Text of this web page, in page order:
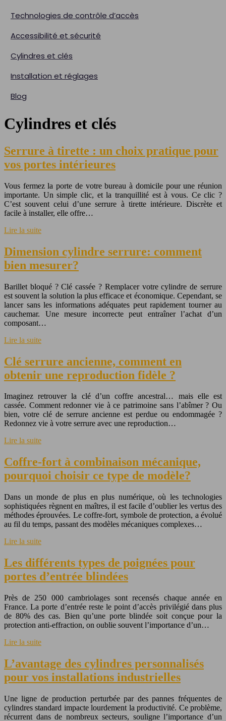
Technologies de contrôle d’accès
Accessibilité et sécurité
Cylindres et clés
Installation et réglages
Blog
Cylindres et clés
Serrure à tirette : un choix pratique pour
vos portes intérieures
Vous fermez la porte de votre bureau à domicile pour une réunion
importante. Un simple clic, et la tranquillité est à vous. Ce clic ?
C’est souvent celui d’une serrure à tirette intérieure. Discrète et
facile à installer, elle offre…
Lire la suite
Dimension cylindre serrure: comment
bien mesurer?
Barillet bloqué ? Clé cassée ? Remplacer votre cylindre de serrure
est souvent la solution la plus efficace et économique. Cependant, se
lancer sans les informations adéquates peut rapidement tourner au
cauchemar. Une mesure incorrecte peut entraîner l’achat d’un
composant…
Lire la suite
Clé serrure ancienne, comment en
obtenir une reproduction fidèle ?
Imaginez retrouver la clé d’un coffre ancestral… mais elle est
cassée. Comment redonner vie à ce patrimoine sans l’abîmer ? Ou
bien, votre clé de serrure ancienne est perdue ou endommagée ?
Redonnez vie à votre serrure avec une reproduction…
Lire la suite
Coffre-fort à combinaison mécanique,
pourquoi choisir ce type de modèle?
Dans un monde de plus en plus numérique, où les technologies
sophistiquées règnent en maîtres, il est facile d’oublier les vertus des
méthodes éprouvées. Le coffre-fort, symbole de protection, a évolué
au fil du temps, passant des modèles mécaniques complexes…
Lire la suite
Les différents types de poignées pour
portes d’entrée blindées
Près de 250 000 cambriolages sont recensés chaque année en
France. La porte d’entrée reste le point d’accès privilégié dans plus
de 80% des cas. Bien qu’une porte blindée soit conçue pour la
protection anti-effraction, on oublie souvent l’importance d’un…
Lire la suite
L’avantage des cylindres personnalisés
pour vos installations industrielles
Une ligne de production perturbée par des pannes fréquentes de
cylindres standard impacte lourdement la productivité. Ce problème,
récurrent dans de nombreux secteurs, souligne l’importance d’un